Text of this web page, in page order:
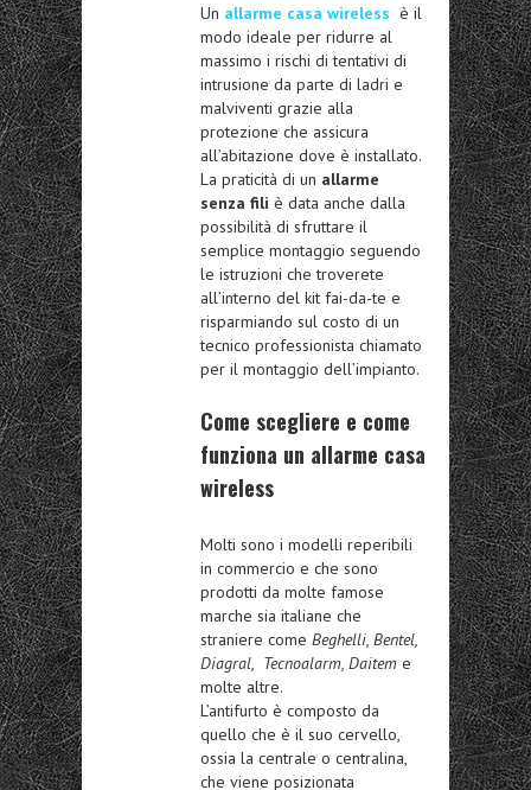
Un allarme casa wireless è il
modo ideale per ridurre al
massimo i rischi di tentativi di
intrusione da parte di ladri e
malviventi grazie alla
protezione che assicura
all’abitazione dove è installato.
La praticità di un allarme
senza fili è data anche dalla
possibilità di sfruttare il
semplice montaggio seguendo
le istruzioni che troverete
all’interno del kit fai-da-te e
risparmiando sul costo di un
tecnico professionista chiamato
per il montaggio dell’impianto.
Come scegliere e come
funziona un allarme casa
wireless
Molti sono i modelli reperibili
in commercio e che sono
prodotti da molte famose
marche sia italiane che
straniere come Beghelli, Bentel,
Diagral, Tecnoalarm, Daitem e
molte altre.
L’antifurto è composto da
quello che è il suo cervello,
ossia la centrale o centralina,
che viene posizionata